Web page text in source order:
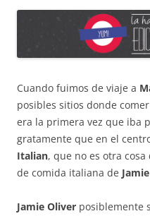
Cuando fuimos de viaje a
posibles sitios donde
era la primera vez que iba
gratamente que en el
Italian, que no es otra
de comida italiana de
Jamie Oliver posiblemente